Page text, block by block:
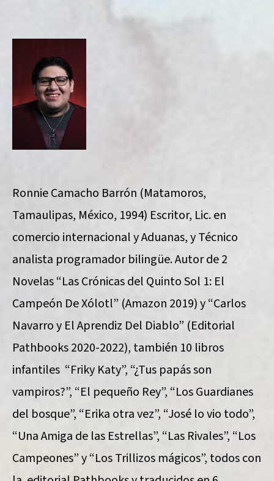
Ronnie Camacho Barrón (Matamoros,
Tamaulipas, México, 1994) Escritor, Lic. en
comercio internacional y Aduanas, y Técnico
analista programador bilingüe. Autor de 2
Novelas “Las Crónicas del Quinto Sol 1: El
Campeón De Xólotl” (Amazon 2019) y “Carlos
Navarro y El Aprendiz Del Diablo” (Editorial
Pathbooks 2020-2022), también 10 libros
infantiles “Friky Katy”, “¿Tus papás son
vampiros?”, “El pequeño Rey”, “Los Guardianes
del bosque”, “Erika otra vez”, “José lo vio todo”,
“Una Amiga de las Estrellas”, “Las Rivales”, “Los
Campeones” y “Los Trillizos mágicos”, todos con